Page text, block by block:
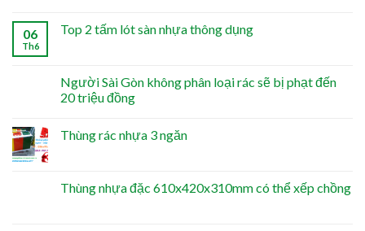
06
Th6
Top 2 tấm lót sàn nhựa thông dụng
Người Sài Gòn không phân loại rác sẽ bị phạt đến
20 triệu đồng
Thùng rác nhựa 3 ngăn
Thùng nhựa đặc 610x420x310mm có thể xếp chồng